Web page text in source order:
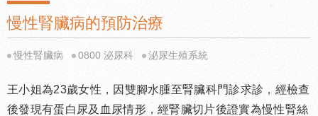
慢性腎臟病的預防治療
慢性腎臟病 0800 泌尿科 泌尿生殖系統
王小姐為23歲女性，因雙腳水腫至腎臟科門診求診，經檢查
後發現有蛋白尿及血尿情形，經腎臟切片後證實為慢性腎絲